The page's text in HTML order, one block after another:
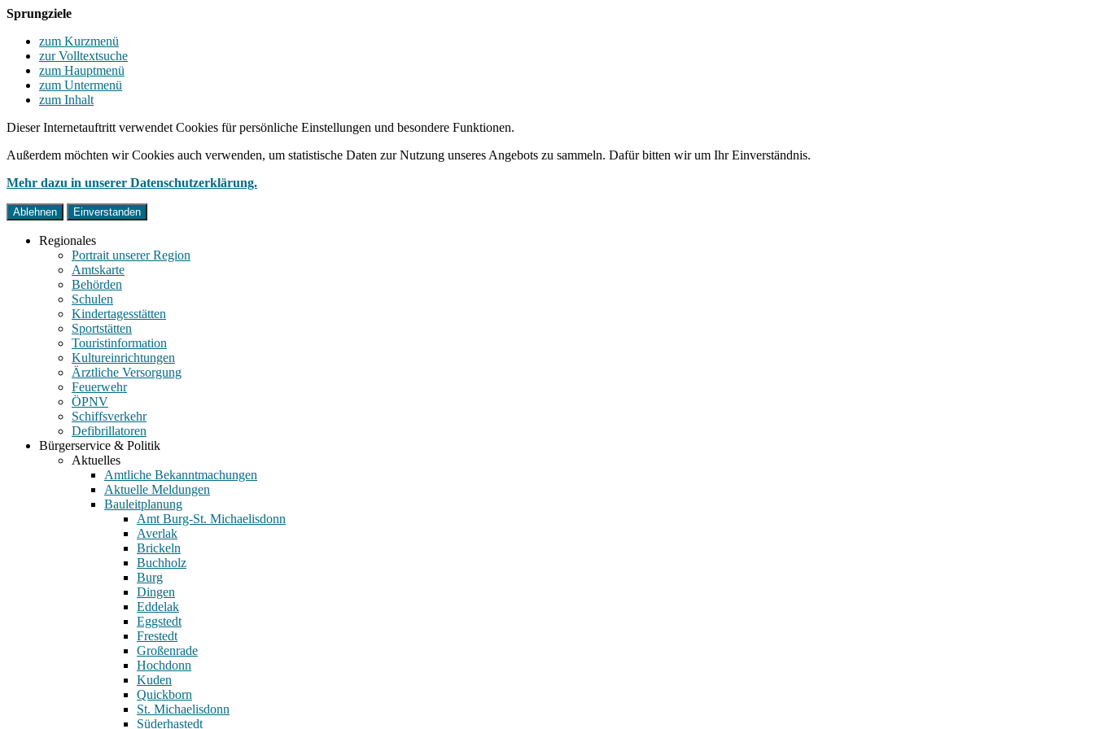
Sprungziele
zum Kurzmenü
zur Volltextsuche
zum Hauptmenü
zum Untermenü
zum Inhalt
Dieser Internetauftritt verwendet Cookies für persönliche Einstellungen und besondere Funktionen.
Außerdem möchten wir Cookies auch verwenden, um statistische Daten zur Nutzung unseres Angebots zu sammeln. Dafür bitten wir um Ihr Einverständnis.
Mehr dazu in unserer Datenschutzerklärung.
Ablehnen Einverstanden
Regionales
Portrait unserer Region
Amtskarte
Behörden
Schulen
Kindertagesstätten
Sportstätten
Touristinformation
Kultureinrichtungen
Ärztliche Versorgung
Feuerwehr
ÖPNV
Schiffsverkehr
Defibrillatoren
Bürgerservice & Politik
Aktuelles
Amtliche Bekanntmachungen
Aktuelle Meldungen
Bauleitplanung
Amt Burg-St. Michaelisdonn
Averlak
Brickeln
Buchholz
Burg
Dingen
Eddelak
Eggstedt
Frestedt
Großenrade
Hochdonn
Kuden
Quickborn
St. Michaelisdonn
Süderhastedt